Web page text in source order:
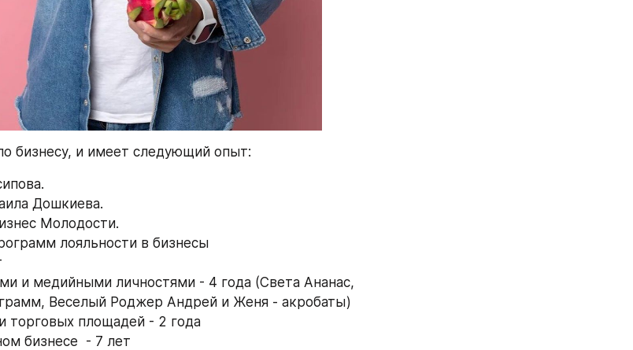
бизнесу, и имеет следующий опыт:
Дошкиева.
Молодости.
лояльности в бизнесы
и медийными личностями - 4 года (Света Ананас,
Веселый Роджер Андрей и Женя - акробаты)
торговых площадей - 2 года
бизнесе  - 7 лет